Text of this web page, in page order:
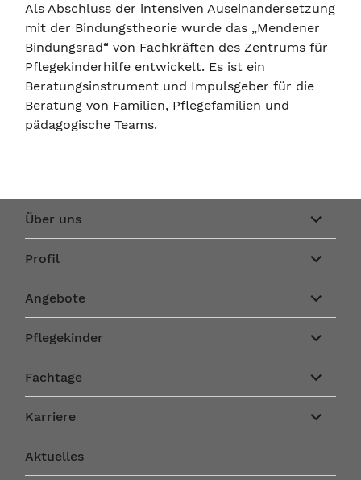
Als Abschluss der intensiven Auseinandersetzung
mit der Bindungstheorie wurde das „Mendener
Bindungsrad“ von Fachkräften des Zentrums für
Pflegekinderhilfe entwickelt. Es ist ein
Beratungsinstrument und Impulsgeber für die
Beratung von Familien, Pflegefamilien und
pädagogische Teams.
Über uns
anzeigen
Profil
anzeigen
Angebote
anzeigen
Pflegekinder
anzeigen
Fachtage
anzeigen
Karriere
anzeigen
Aktuelles